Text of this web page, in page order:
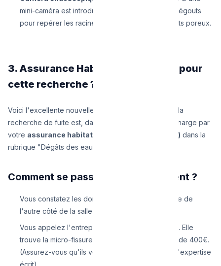
mini-caméra est introduit dans les évacuations d'égouts
pour repérer les racines, les cassures ou les joints poreux.
3. Assurance Habitation : Qui paie pour
cette recherche ?
Voici l'excellente nouvelle : en Belgique, le coût de la
recherche de fuite est, dans 95% des cas, pris en charge par
votre assurance habitation (assurance incendie) dans la
rubrique "Dégâts des eaux".
Comment se passe le remboursement ?
Vous constatez les dommages (un mur qui cloque de
l'autre côté de la salle de bain).
Vous appelez l'entreprise de recherche de fuite. Elle
trouve la micro-fissure, et vous réglez la facture de 400€.
(Assurez-vous qu'ils vous remettent le rapport d'expertise
écrit).